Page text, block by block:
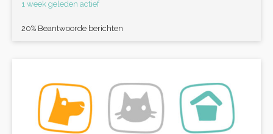
1 week geleden actief
20% Beantwoorde berichten